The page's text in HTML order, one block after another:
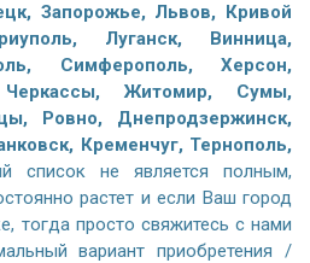
Запорожье, Львов, Кривой
Луганск, Винница,
Симферополь, Херсон,
Черкассы, Житомир, Сумы,
Ровно, Днепродзержинск,
Кременчуг, Тернополь,
список не является полным,
растет и если Ваш город
тогда просто свяжитесь с нами
вариант приобретения /